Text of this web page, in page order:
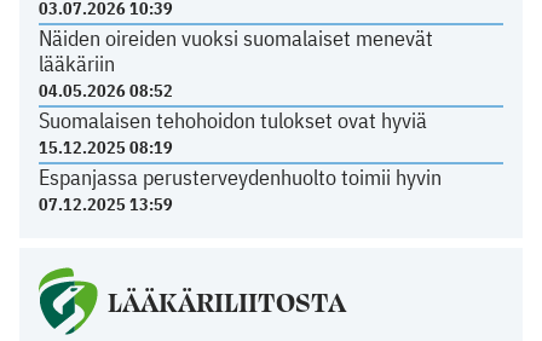
03.07.2026 10:39
Näiden oireiden vuoksi suomalaiset menevät
lääkäriin
04.05.2026 08:52
Suomalaisen tehohoidon tulokset ovat hyviä
15.12.2025 08:19
Espanjassa perusterveydenhuolto toimii hyvin
07.12.2025 13:59
LÄÄKÄRILIITOSTA